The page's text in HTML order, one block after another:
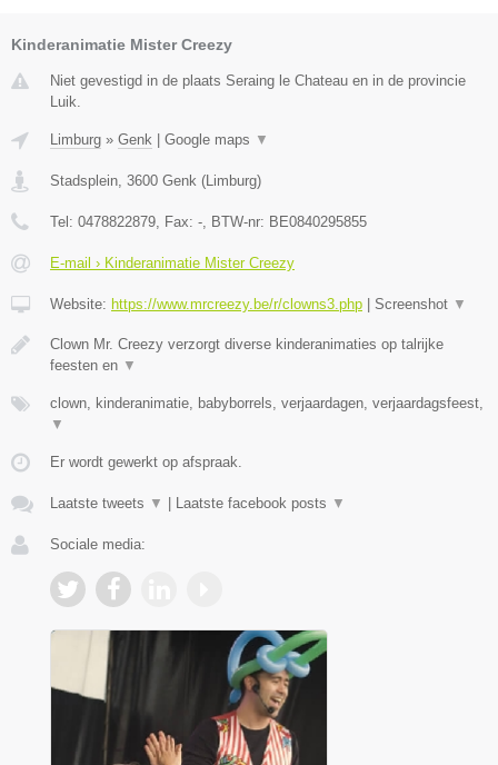
Kinderanimatie Mister Creezy
Niet gevestigd in de plaats Seraing le Chateau en in de provincie
Luik.
Limburg » Genk Google maps ▼
Stadsplein, 3600 Genk (Limburg)
Tel: 0478822879, Fax: -, BTW-nr: BE0840295855
E-mail › Kinderanimatie Mister Creezy
Website: https://www.mrcreezy.be/r/clowns3.php Screenshot ▼
Clown Mr. Creezy verzorgt diverse kinderanimaties op talrijke
feesten en ▼
clown, kinderanimatie, babyborrels, verjaardagen, verjaardagsfeest,
▼
Er wordt gewerkt op afspraak.
Laatste tweets ▼ Laatste facebook posts ▼
Sociale media: